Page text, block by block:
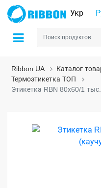
Укр
Ribbon UA Каталог
Термоэтикетка ТОП
Этикетка RBN 80х60/1